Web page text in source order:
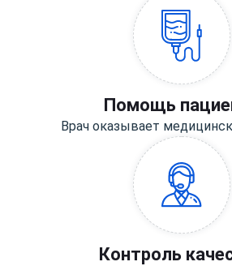
Помощь
Врач оказывает
Контроль